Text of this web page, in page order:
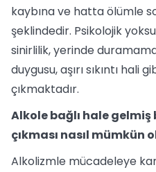
kaybına ve hatta ölümle
şeklindedir. Psikolojik
sinirlilik, yerinde
duygusu, aşırı sıkıntı hali
çıkmaktadır.
Alkole bağlı hale
çıkması nasıl
Alkolizmle mücadeleye